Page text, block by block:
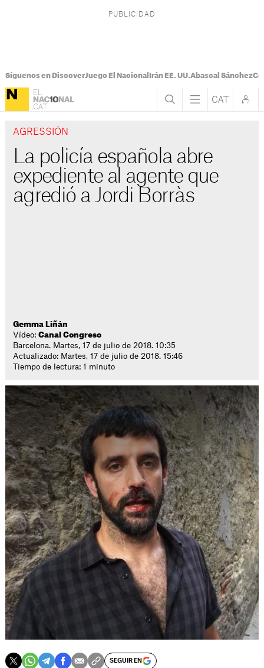
Síguenos en DiscoverJuego El Nacional Irán EE. UU.Abascal Sánchez
AGRESSIÓN
La policía española abre
expediente al agente que
agredió a Jordi Borràs
Gemma Liñán
Vídeo:Canal Congreso
Barcelona. Martes, 17 de julio de 2018. 10:35
Actualizado: Martes, 17 de julio de 2018. 15:46
Tiempo de lectura: 1 minuto
SEGUIR EN